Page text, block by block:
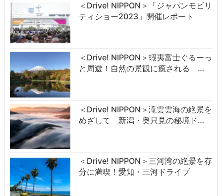
＜Drive! NIPPON＞「ジャパンモビリ
ティショー2023」開催レポート
＜Drive! NIPPON＞蝦夷富士ぐるーっ
と周遊！自然の景観に癒される …
＜Drive! NIPPON＞滝雲雲海の絶景を
めざして 新潟・奥只見の秘境ド…
＜Drive! NIPPON＞三河湾の絶景を存
分に満喫！愛知・三河ドライブ